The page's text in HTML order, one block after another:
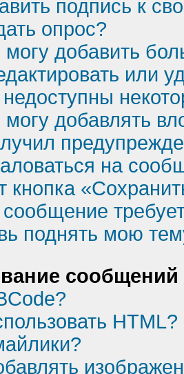
подпись к
опрос?
добавить
или
добавлять
на
кнопка
поднять мою
HTML?